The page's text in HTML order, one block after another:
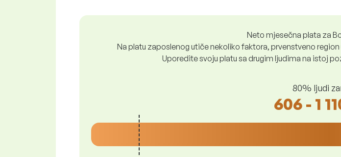
Neto mjesečna plata za
Na platu zaposlenog utiče nekoliko faktora, prvenstveno
Uporedite svoju platu sa drugim ljudima na istoj
80% ljudi
606 - 1